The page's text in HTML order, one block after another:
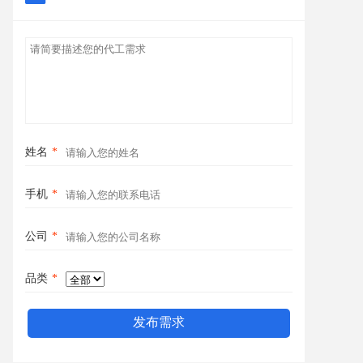
姓名 *
手机 *
公司 *
品类 *